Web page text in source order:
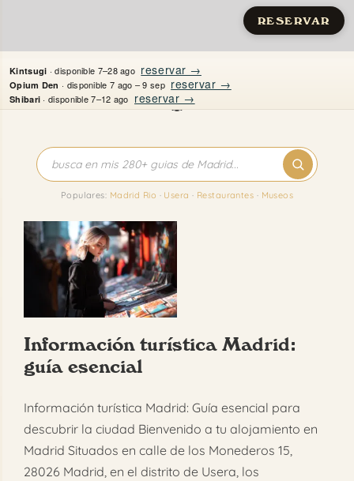
RESERVAR
Kintsugi · disponible 7–28 ago reservar →
Opium Den · disponible 7 ago – 9 sep reservar →
Shibari · disponible 7–12 ago reservar →
al
contenido
Apartamentos
Quién es Justine
Guías
Mi Madrid
Contacto
Reservar
Populares: Madrid Rio · Usera · Restaurantes · Museos
Información turística Madrid:
guía esencial
Información turística Madrid: Guía esencial para
descubrir la ciudad Bienvenido a tu alojamiento en
Madrid Situados en calle de los Monederos 15,
28026 Madrid, en el distrito de Usera, los